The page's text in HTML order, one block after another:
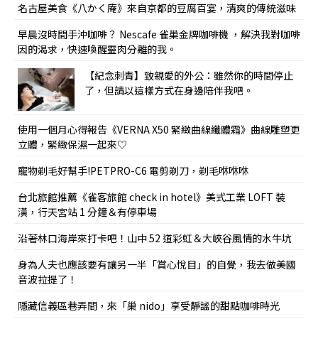
名古屋美食《八かく庵》來自京都的豆腐百宴，清爽的傳統滋味
早晨沒時間手沖咖啡？ Nescafe 雀巢金牌咖啡機 ，解決我對咖啡
因的渴求，快速喚醒靈肉分離的我。
【紀念刺青】致親愛的外公：雖然你的時間停止
了，但請以這樣方式在身邊陪伴我吧。
使用一個月心得報告《VERNA X50 緊緻曲線纖體霜》曲線雕塑更
立體，緊緻保濕一起來♡
寵物剃毛好幫手!PETPRO-C6 電剪剃刀，剃毛咻咻咻
台北旅館推薦《雀客旅館 check in hotel》美式工業 LOFT 裝
潢，行天宮站 1 分鐘＆有停車場
沿著林口海岸來打卡吧！山中 52 道彩虹＆大峽谷風情的水牛坑
身為人夫也應該要有讓另一半「賞心悅目」的自覺，我去做美國
音波拉提了！
隱藏信義區巷弄間，來「巢 nido」享受靜謐的甜點咖啡時光